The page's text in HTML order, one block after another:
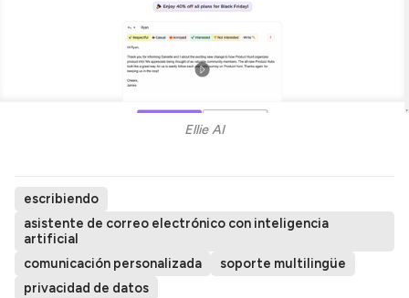
Ellie AI
escribiendo
asistente de correo electrónico con inteligencia
artificial
comunicación personalizada
soporte multilingüe
privacidad de datos